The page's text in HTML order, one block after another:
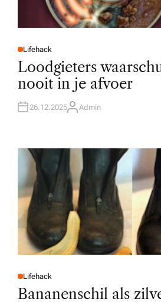
P
O
E
D
N
Lifehack
Loodgieters
nooit in je afvoer
26.12.2025A
R
Admin
P
O
Lifehack
Bananenschil als